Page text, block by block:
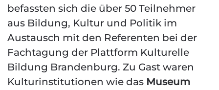
befassten sich die über 50 Teilnehmer
aus Bildung, Kultur und Politik im
Austausch mit den Referenten bei der
Fachtagung der Plattform Kulturelle
Bildung Brandenburg. Zu Gast waren
Kulturinstitutionen wie das Museum